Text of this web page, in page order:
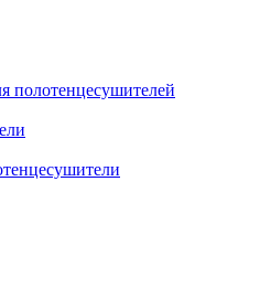
полотенцесушителей